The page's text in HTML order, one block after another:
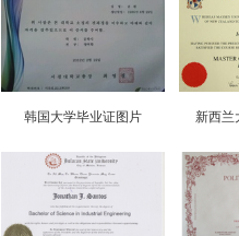
韩国大学毕业证图片 新西兰